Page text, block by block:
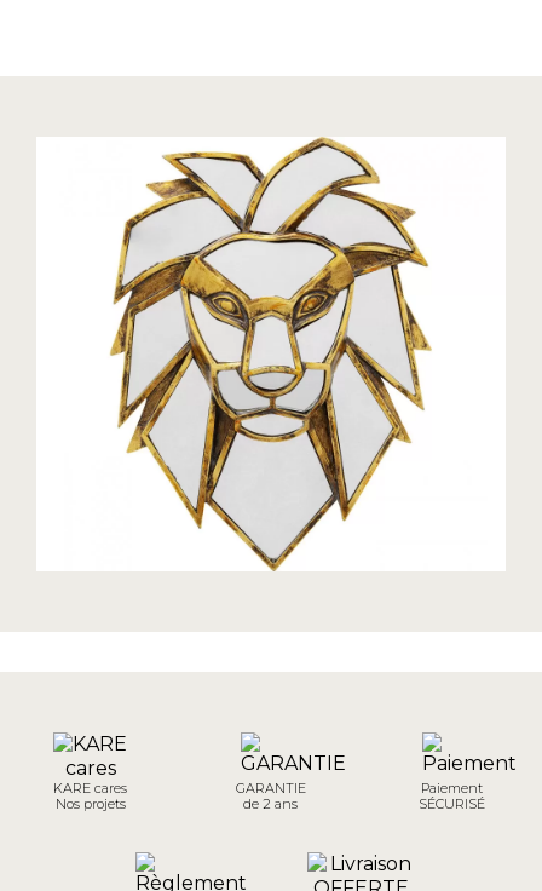
KARE cares
Nos projets
GARANTIE
de 2 ans
Paiement
SÉCURISÉ